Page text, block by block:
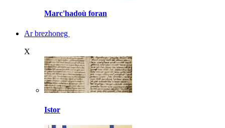
Marc'hadoù foran
Ar brezhoneg
X
Istor